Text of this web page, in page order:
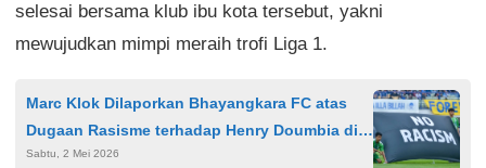
selesai bersama klub ibu kota tersebut, yakni
mewujudkan mimpi meraih trofi Liga 1.
Marc Klok Dilaporkan Bhayangkara FC atas
Dugaan Rasisme terhadap Henry Doumbia di
Laga Super League
Sabtu, 2 Mei 2026